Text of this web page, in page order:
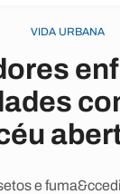
VIDA URBANA
e